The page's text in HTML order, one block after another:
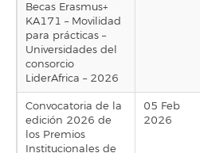
Becas Erasmus+
KA171 – Movilidad
para prácticas –
Universidades del
consorcio
LiderAfrica – 2026
Convocatoria de la
edición 2026 de
los Premios
Institucionales de
05 Feb
2026